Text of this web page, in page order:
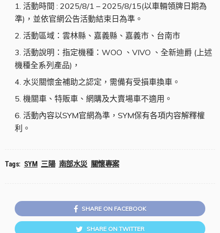
活動時間 : 2025/8/1 – 2025/8/15(以車輛領牌日期為
準)，並依官網公告活動結束日為準。
活動區域：雲林縣、嘉義縣、嘉義市、台南市
活動說明：指定機種：WOO 、VIVO 、全新迪爵 (上述
機種全系列產品)，
水災關懷金補助之認定，需備有受損車換車。
機關車、特販車、網購及大賣場車不適用。
活動內容以SYM官網為準，SYM保有各項内容解釋權
利。
Tags: SYM 三陽 南部水災 關懷專案
SHARE ON FACEBOOK
SHARE ON TWITTER